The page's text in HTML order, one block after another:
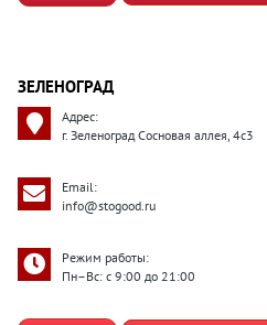
ЗЕЛЕНОГРАД
Адрес:
г. Зеленоград Сосновая аллея, 4с3
Email:
info@stogood.ru
Режим работы:
Пн–Вс: с 9:00 до 21:00